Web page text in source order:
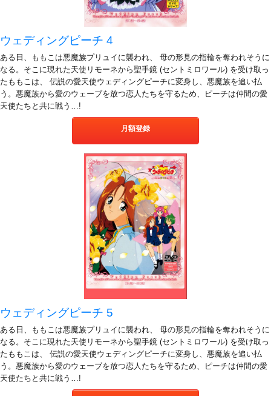
ウェディングピーチ 4
ある日、ももこは悪魔族プリュイに襲われ、 母の形見の指輪を奪われそうに
なる。そこに現れた天使リモーネから聖手鏡 (セントミロワール) を受け取っ
たももこは、 伝説の愛天使ウェディングピーチに変身し、悪魔族を追い払
う。悪魔族から愛のウェーブを放つ恋人たちを守るため、ピーチは仲間の愛
天使たちと共に戦う…!
月額登録
ウェディングピーチ 5
ある日、ももこは悪魔族プリュイに襲われ、 母の形見の指輪を奪われそうに
なる。そこに現れた天使リモーネから聖手鏡 (セントミロワール) を受け取っ
たももこは、 伝説の愛天使ウェディングピーチに変身し、悪魔族を追い払
う。悪魔族から愛のウェーブを放つ恋人たちを守るため、ピーチは仲間の愛
天使たちと共に戦う…!